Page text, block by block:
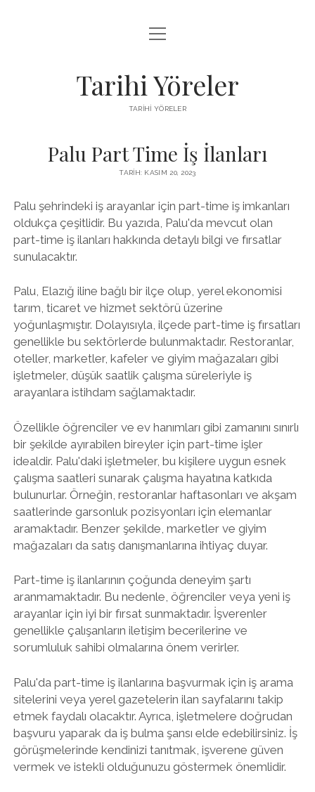
LISTE
ÜCRETSIZ ŞIFRESIZ INSTAGRAM BEĞENI HILESI
menüyü
aç
Tarihi Yöreler
TARIHI YÖRELER
Palu Part Time İş İlanları
TARIH: KASIM 20, 2023
Palu şehrindeki iş arayanlar için part-time iş imkanları
oldukça çeşitlidir. Bu yazıda, Palu'da mevcut olan
part-time iş ilanları hakkında detaylı bilgi ve fırsatlar
sunulacaktır.
Palu, Elazığ iline bağlı bir ilçe olup, yerel ekonomisi
tarım, ticaret ve hizmet sektörü üzerine
yoğunlaşmıştır. Dolayısıyla, ilçede part-time iş fırsatları
genellikle bu sektörlerde bulunmaktadır. Restoranlar,
oteller, marketler, kafeler ve giyim mağazaları gibi
işletmeler, düşük saatlik çalışma süreleriyle iş
arayanlara istihdam sağlamaktadır.
Özellikle öğrenciler ve ev hanımları gibi zamanını sınırlı
bir şekilde ayırabilen bireyler için part-time işler
idealdir. Palu'daki işletmeler, bu kişilere uygun esnek
çalışma saatleri sunarak çalışma hayatına katkıda
bulunurlar. Örneğin, restoranlar haftasonları ve akşam
saatlerinde garsonluk pozisyonları için elemanlar
aramaktadır. Benzer şekilde, marketler ve giyim
mağazaları da satış danışmanlarına ihtiyaç duyar.
Part-time iş ilanlarının çoğunda deneyim şartı
aranmamaktadır. Bu nedenle, öğrenciler veya yeni iş
arayanlar için iyi bir fırsat sunmaktadır. İşverenler
genellikle çalışanların iletişim becerilerine ve
sorumluluk sahibi olmalarına önem verirler.
Palu'da part-time iş ilanlarına başvurmak için iş arama
sitelerini veya yerel gazetelerin ilan sayfalarını takip
etmek faydalı olacaktır. Ayrıca, işletmelere doğrudan
başvuru yaparak da iş bulma şansı elde edebilirsiniz. İş
görüşmelerinde kendinizi tanıtmak, işverene güven
vermek ve istekli olduğunuzu göstermek önemlidir.